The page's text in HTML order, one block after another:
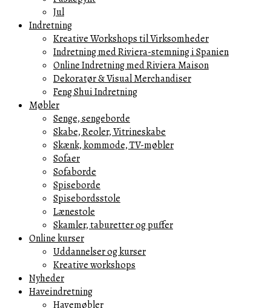
Jul
Indretning
Kreative Workshops til Virksomheder
Indretning med Riviera-stemning i Spanien
Online Indretning med Riviera Maison
Dekoratør & Visual Merchandiser
Feng Shui Indretning
Møbler
Senge, sengeborde
Skabe, Reoler, Vitrineskabe
Skænk, kommode, TV-møbler
Sofaer
Sofaborde
Spiseborde
Spisebordsstole
Lænestole
Skamler, taburetter og puffer
Online kurser
Uddannelser og kurser
Kreative workshops
Nyheder
Haveindretning
Havemøbler